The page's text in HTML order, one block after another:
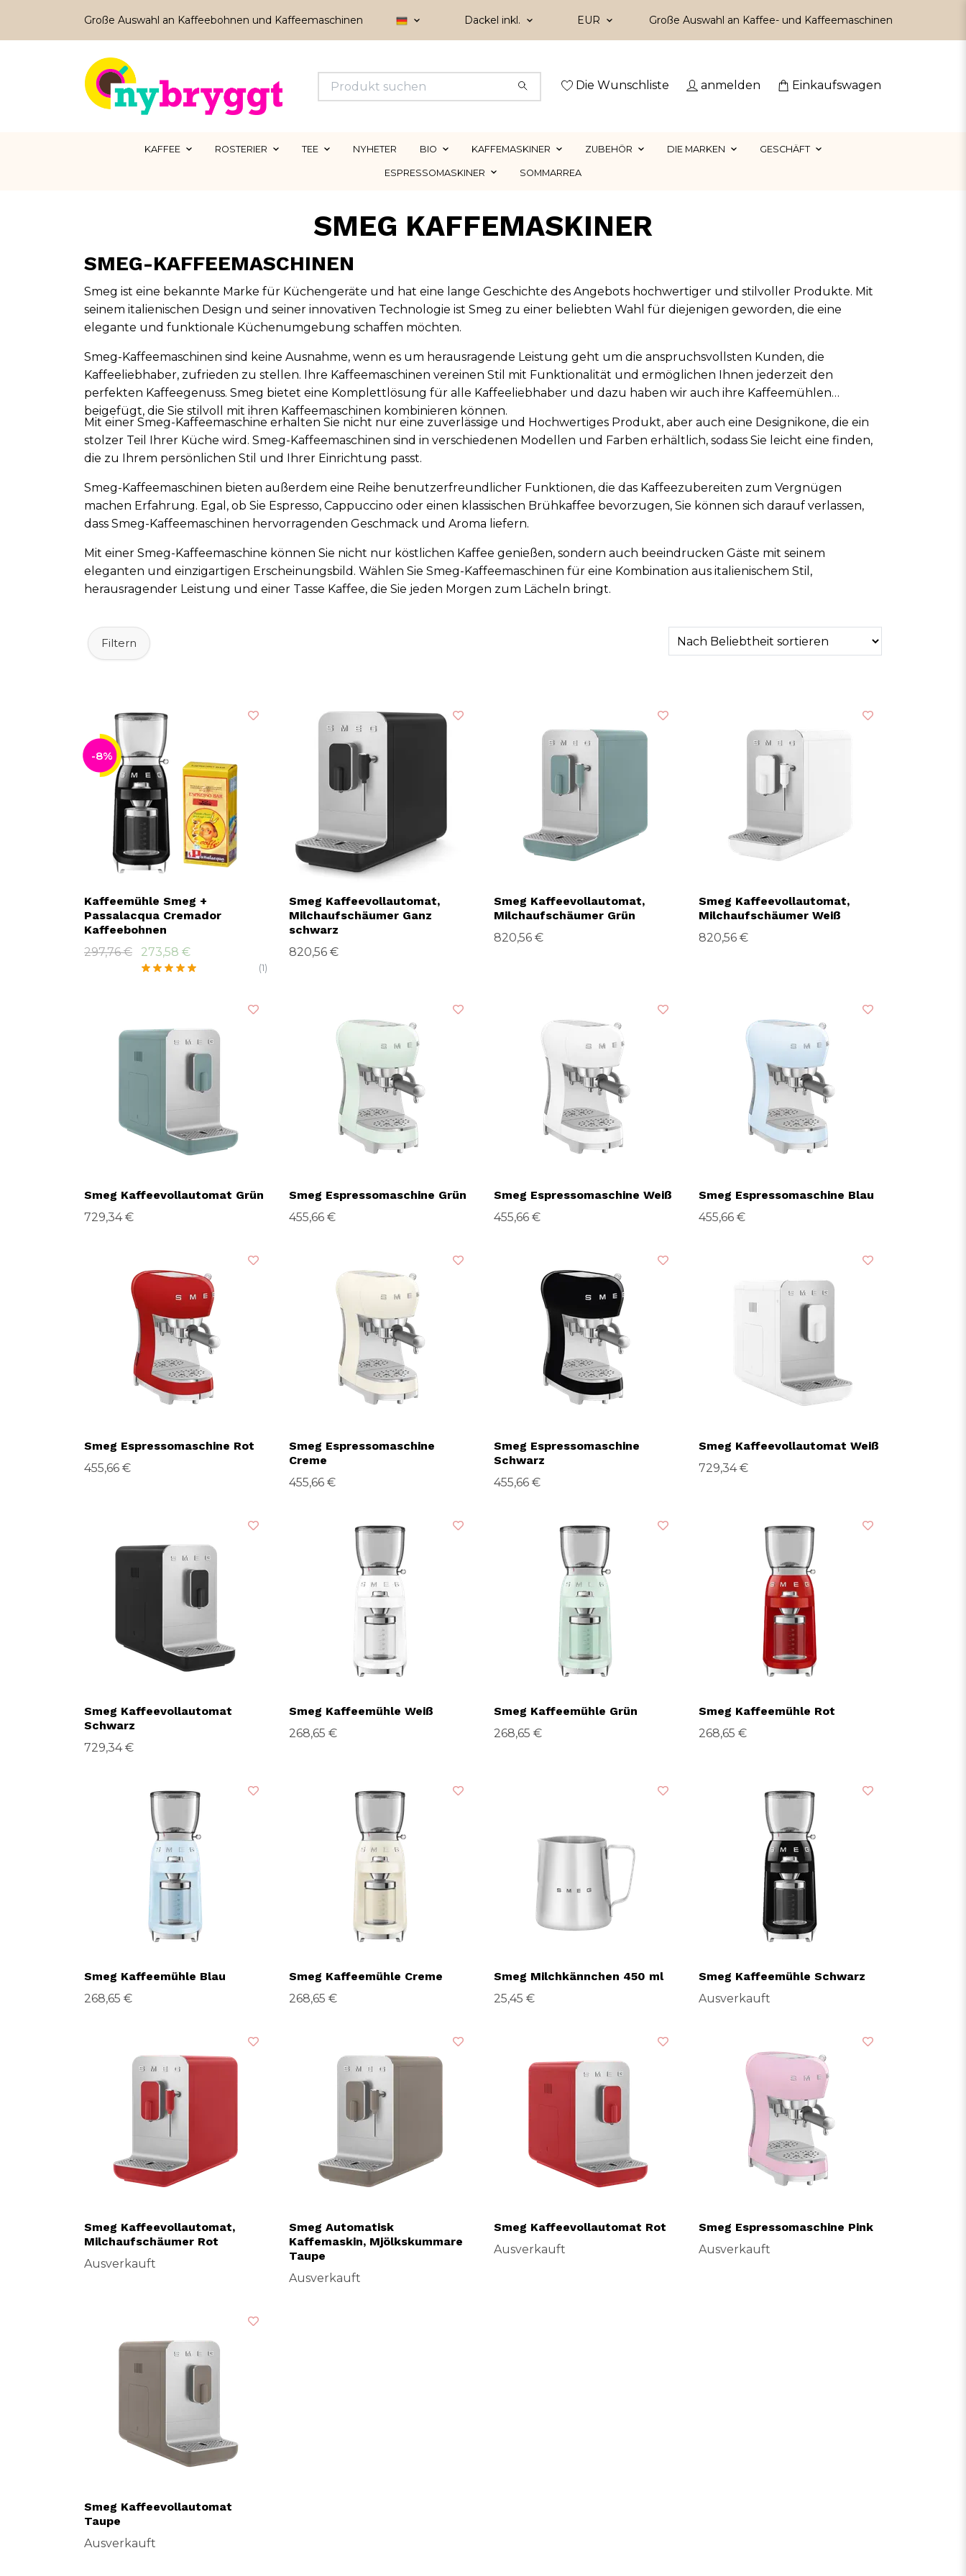
Große Auswahl an Kaffeebohnen und Kaffeemaschinen Dackel inkl. EUR Große Auswahl an Kaffee- und Kaffeemaschinen
Die Wunschliste anmelden Einkaufswagen
KAFFEE ROSTERIER TEE NYHETER BIO KAFFEMASKINER ZUBEHÖR DIE MARKEN GESCHÄFT
ESPRESSOMASKINER SOMMARREA
SMEG KAFFEMASKINER
SMEG-KAFFEEMASCHINEN
Smeg ist eine bekannte Marke für Küchengeräte und hat eine lange Geschichte des Angebots hochwertiger und stilvoller Produkte. Mit
seinem italienischen Design und seiner innovativen Technologie ist Smeg zu einer beliebten Wahl für diejenigen geworden, die eine
elegante und funktionale Küchenumgebung schaffen möchten.
Smeg-Kaffeemaschinen sind keine Ausnahme, wenn es um herausragende Leistung geht um die anspruchsvollsten Kunden, die
Kaffeeliebhaber, zufrieden zu stellen. Ihre Kaffeemaschinen vereinen Stil mit Funktionalität und ermöglichen Ihnen jederzeit den
perfekten Kaffeegenuss. Smeg bietet eine Komplettlösung für alle Kaffeeliebhaber und dazu haben wir auch ihre Kaffeemühlen
beigefügt, die Sie stilvoll mit ihren Kaffeemaschinen kombinieren können.
Mit einer Smeg-Kaffeemaschine erhalten Sie nicht nur eine zuverlässige und Hochwertiges Produkt, aber auch eine Designikone, die ein
stolzer Teil Ihrer Küche wird. Smeg-Kaffeemaschinen sind in verschiedenen Modellen und Farben erhältlich, sodass Sie leicht eine finden,
die zu Ihrem persönlichen Stil und Ihrer Einrichtung passt.
Smeg-Kaffeemaschinen bieten außerdem eine Reihe benutzerfreundlicher Funktionen, die das Kaffeezubereiten zum Vergnügen
machen Erfahrung. Egal, ob Sie Espresso, Cappuccino oder einen klassischen Brühkaffee bevorzugen, Sie können sich darauf verlassen,
dass Smeg-Kaffeemaschinen hervorragenden Geschmack und Aroma liefern.
Mit einer Smeg-Kaffeemaschine können Sie nicht nur köstlichen Kaffee genießen, sondern auch beeindrucken Gäste mit seinem
eleganten und einzigartigen Erscheinungsbild. Wählen Sie Smeg-Kaffeemaschinen für eine Kombination aus italienischem Stil,
herausragender Leistung und einer Tasse Kaffee, die Sie jeden Morgen zum Lächeln bringt.
Filtern
-8%
Kaffeemühle Smeg +
Passalacqua Cremador
Kaffeebohnen
297,76 €
273,58 €
(1)
Smeg Kaffeevollautomat,
Milchaufschäumer Ganz
schwarz
820,56 €
Smeg Kaffeevollautomat,
Milchaufschäumer Grün
820,56 €
Smeg Kaffeevollautomat,
Milchaufschäumer Weiß
820,56 €
Smeg Kaffeevollautomat Grün
729,34 €
Smeg Espressomaschine Grün
455,66 €
Smeg Espressomaschine Weiß
455,66 €
Smeg Espressomaschine Blau
455,66 €
Smeg Espressomaschine Rot
455,66 €
Smeg Espressomaschine
Creme
455,66 €
Smeg Espressomaschine
Schwarz
455,66 €
Smeg Kaffeevollautomat Weiß
729,34 €
Smeg Kaffeevollautomat
Schwarz
729,34 €
Smeg Kaffeemühle Weiß
268,65 €
Smeg Kaffeemühle Grün
268,65 €
Smeg Kaffeemühle Rot
268,65 €
Smeg Kaffeemühle Blau
268,65 €
Smeg Kaffeemühle Creme
268,65 €
Smeg Milchkännchen 450 ml
25,45 €
Smeg Kaffeemühle Schwarz
Ausverkauft
Smeg Kaffeevollautomat,
Milchaufschäumer Rot
Ausverkauft
Smeg Automatisk
Kaffemaskin, Mjölkskummare
Taupe
Ausverkauft
Smeg Kaffeevollautomat Rot
Ausverkauft
Smeg Espressomaschine Pink
Ausverkauft
Smeg Kaffeevollautomat
Taupe
Ausverkauft